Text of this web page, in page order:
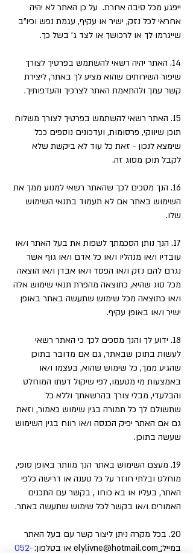
ייפגע מכל סיבה אחרת. על כן האתר לא יהיה
אחראי לכל נזק, ישיר או עקיף, עגמת נפש וכיו"ב
שייגרמו לך או לרכושך או לצד ג' בשל כך.
14. האתר יהיה רשאי להשתמש בפרטיך לצורך
שיפור השירותים שהוא מציע לך באתר, ליצירת
קשר עמך ולהתאמת האתר לצרכיך והעדפותיך.
15. האתר רשאי להשתמש בפרטיך לצורך משלוח
תוכן שיווקי, פרסומות, ועדכונים נוספים ככל
שימצא לנכון - זאת כל עוד לא ביקשת שלא
לקבל תוכן מסוג זה.
16. הנך מסכים לכך שהאתר רשאי למנוע ממך את
השימוש באתר אם לא תעמוד בתנאי השימוש
שלו.
17. הנך נותן הסכמתך לשפות את בעל האתר ו/או
עובדיו ו/או מנהליו ו/או כל אדם ו/או גוף אשר
נגרם להם נזק ו/או הפסד ו/או אבדן ו/או הוצאה
מכל סוג שהיא, כתוצאה מהפרת תנאי שימוש אלה
ו/או כתוצאה מכל שימוש שתעשה באתר באופן
ישיר ו/או באופן עקיף.
18. ידוע לך והנך מסכים לכך כי האתר רשאי
לעשות בתוכן שבאתר, גם אם מדובר בתוכן
שהגיע ממך, כל שימוש שהוא, בעצמו ו/או
באמצעות מי מטעמו, לפי שיקול דעתו המוחלט
והבלעדי, מבלי צורך בהרשאתך וללא כל
שתשולם לך כל תמורה בגין שימוש כאמור, וזאת
גם אם האתר יפיק הכנסה ו/או רווח בגין השימוש
שעשה בתוכן.
19. מעצם השימוש באתר הנך מוותר באופן סופי,
מוחלט ובלתי חוזר על כל טענה או דרישה כלפי
האתר, בעליו או בא כוחו , בקשר עם התכנים
האמורים ו/או בקשר לכל שימוש שתעשה באתר.
20. בכל מקרה ניתן ליצור קשר עם בעל האתר
במייל:
elylivne@hotmail.com או בטלפון:052-